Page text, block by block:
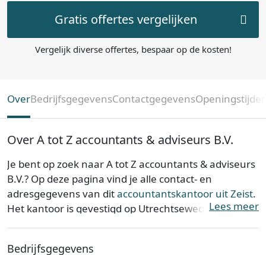
Gratis offertes vergelijken
Vergelijk diverse offertes, bespaar op de kosten!
OverBedrijfsgegevensContactgegevens
Over A tot Z accountants & adviseurs B.V.
Je bent op zoek naar A tot Z accountants & adviseurs
B.V.? Op deze pagina vind je alle contact- en
adresgegevens van ditaccountantskantoor uit Zeist.
Het kantoor is gevestigd op Utrechtseweg 75 in de
Lees meer
Bedrijfsgegevens